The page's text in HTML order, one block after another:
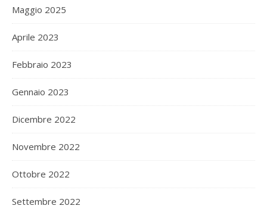
Maggio 2025
Aprile 2023
Febbraio 2023
Gennaio 2023
Dicembre 2022
Novembre 2022
Ottobre 2022
Settembre 2022